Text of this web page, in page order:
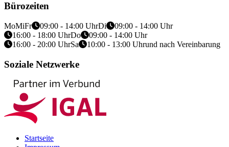
Bürozeiten
MoMiFr 09:00 - 14:00 UhrDi
09:00 - 14:00 Uhr
16:00 - 18:00 UhrDo
09:00 - 14:00 Uhr
16:00 - 20:00 UhrSa 10:00 - 13:00 Uhrund nach Vereinbarung
Soziale Netzwerke
Startseite